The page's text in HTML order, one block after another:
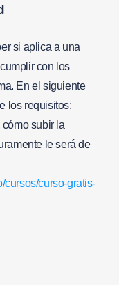
si aplica a una
con los
En el siguiente
los requisitos:
subir la
le será de
cursos/curso-gratis-